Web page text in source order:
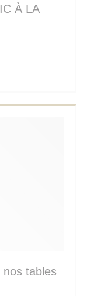
À LA
tables